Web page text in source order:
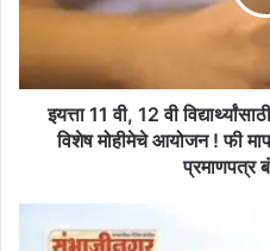
विद्यार्थ्यांसाठी
प्रमाणपत्र
पडताळणीसाठी
मोहीमेचे
माफीचा
इयत्ता 11 वी, 12 वी
विशेष मोहीमेचे आयोजन ! फी
प्रमाणपत्र
तालुक्यातील